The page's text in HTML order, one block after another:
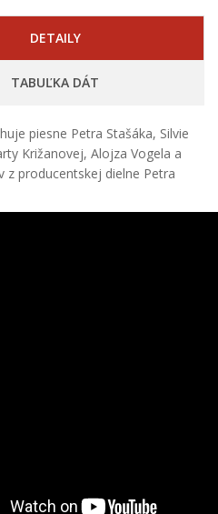
DETAILY
TABUĽKA DÁT
piesne Petra Stašáka, Silvie
Križanovej, Alojza Vogela a
z producentskej dielne Petra